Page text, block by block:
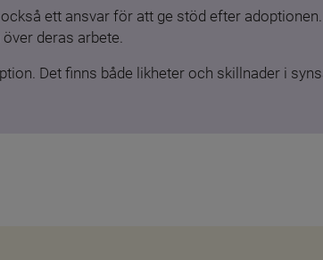
ett ansvar för att ge stöd efter
deras arbete.
Det finns både likheter och skillnader i